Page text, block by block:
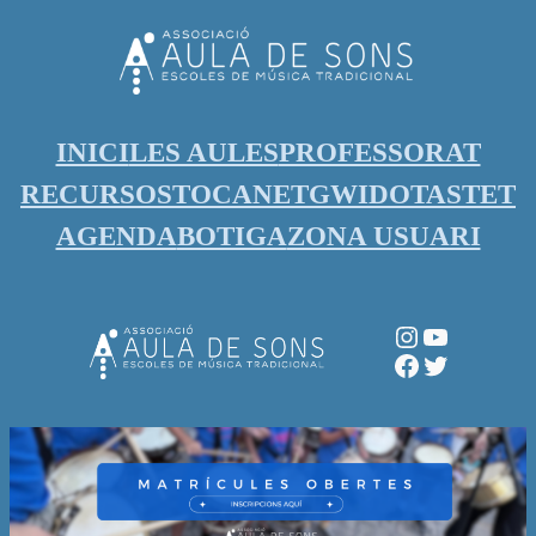
INICILES AULESPROFESSORAT
RECURSOSTOCANETGWIDOTASTET
AGENDABOTIGAZONA USUARI
Instagram
YouTube
Facebook
Twitter